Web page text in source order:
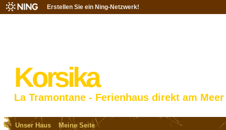
Erstellen Sie ein Ning-Netzwerk!
Korsika
La Tramontane - Ferienhaus direkt am Meer
Unser Haus Meine Seite